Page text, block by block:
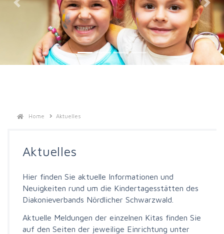
Previous Next
Home Aktuelles
Aktuelles
Hier finden Sie aktuelle Informationen und
Neuigkeiten rund um die Kindertagesstätten des
Diakonieverbands Nördlicher Schwarzwald.
Aktuelle Meldungen der einzelnen Kitas finden Sie
auf den Seiten der jeweilige Einrichtung unter